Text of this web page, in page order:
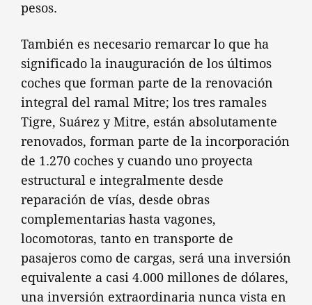
pesos.
También es necesario remarcar lo que ha
significado la inauguración de los últimos
coches que forman parte de la renovación
integral del ramal Mitre; los tres ramales
Tigre, Suárez y Mitre, están absolutamente
renovados, forman parte de la incorporación
de 1.270 coches y cuando uno proyecta
estructural e integralmente desde
reparación de vías, desde obras
complementarias hasta vagones,
locomotoras, tanto en transporte de
pasajeros como de cargas, será una inversión
equivalente a casi 4.000 millones de dólares,
una inversión extraordinaria nunca vista en